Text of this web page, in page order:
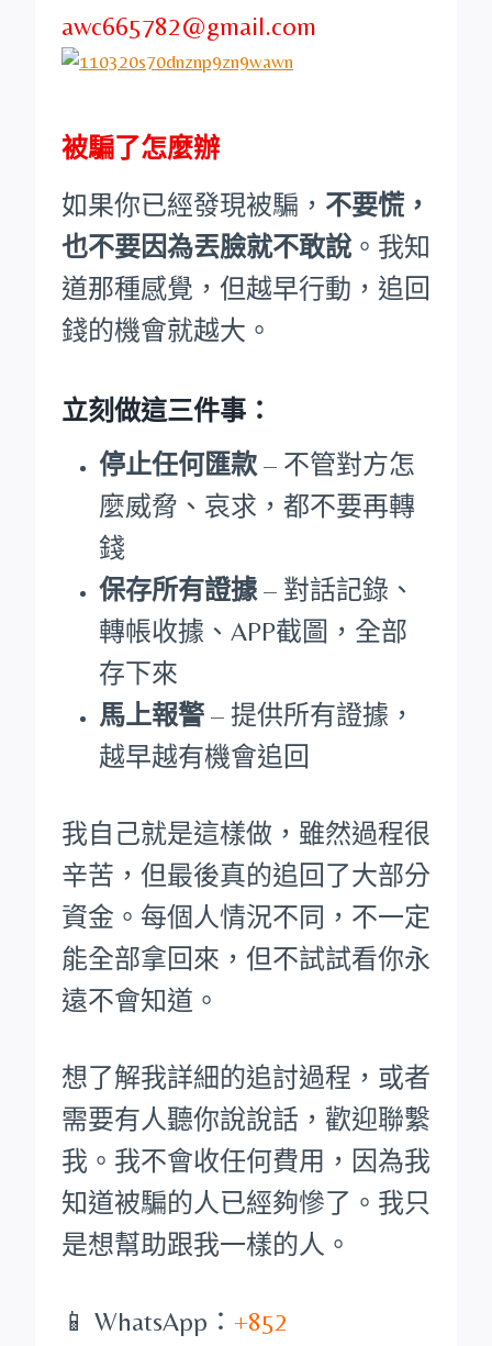
awc665782@gmail.com
被騙了怎麼辦
如果你已經發現被騙， 不要慌，
也不要因為丟臉就不敢說 。我知
道那種感覺，但越早行動，追回
錢的機會就越大。
立刻做這三件事：
停止任何匯款 – 不管對方怎
麼威脅、哀求，都不要再轉
錢
保存所有證據 – 對話記錄、
轉帳收據、APP截圖，全部
存下來
馬上報警 – 提供所有證據，
越早越有機會追回
我自己就是這樣做，雖然過程很
辛苦，但最後真的追回了大部分
資金。每個人情況不同，不一定
能全部拿回來，但不試試看你永
遠不會知道。
想了解我詳細的追討過程，或者
需要有人聽你說說話，歡迎聯繫
我。我不會收任何費用，因為我
知道被騙的人已經夠慘了。我只
是想幫助跟我一樣的人。
📱 WhatsApp： +852